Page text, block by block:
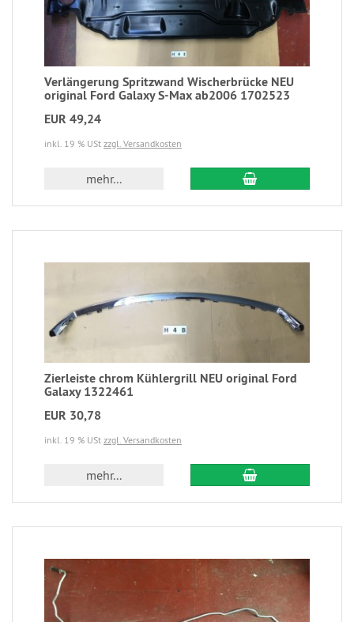
Verlängerung Spritzwand Wischerbrücke NEU
original Ford Galaxy S-Max ab2006 1702523
EUR 49,24
inkl. 19 % USt zzgl. Versandkosten
mehr...
Zierleiste chrom Kühlergrill NEU original Ford
Galaxy 1322461
EUR 30,78
inkl. 19 % USt zzgl. Versandkosten
mehr...